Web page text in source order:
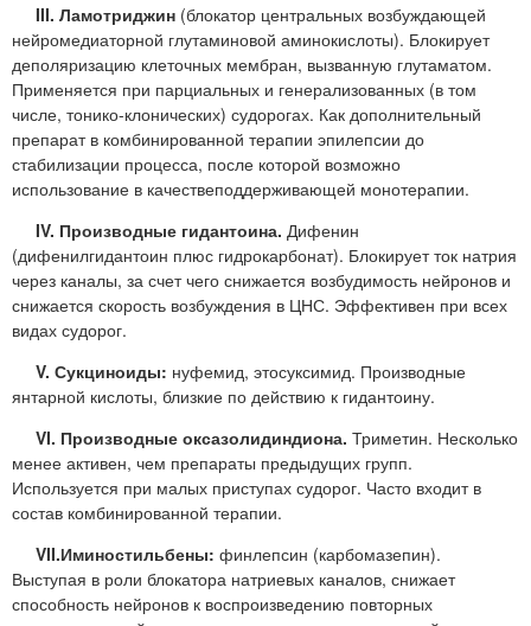
III. Ламотриджин (блокатор центральных возбуждающей
нейромедиаторной глутаминовой аминокислоты). Блокирует
деполяризацию клеточных мембран, вызванную глутаматом.
Применяется при парциальных и генерализованных (в том
числе, тонико-клонических) судорогах. Как дополнительный
препарат в комбинированной терапии эпилепсии до
стабилизации процесса, после которой возможно
использование в качествеподдерживающей монотерапии.
IV. Производные гидантоина. Дифенин
(дифенилгидантоин плюс гидрокарбонат). Блокирует ток натрия
через каналы, за счет чего снижается возбудимость нейронов и
снижается скорость возбуждения в ЦНС. Эффективен при всех
видах судорог.
V. Сукциноиды: нуфемид, этосуксимид. Производные
янтарной кислоты, близкие по действию к гидантоину.
VI. Производные оксазолидиндиона. Триметин. Несколько
менее активен, чем препараты предыдущих групп.
Используется при малых приступах судорог. Часто входит в
состав комбинированной терапии.
VII.Иминостильбены: финлепсин (карбомазепин).
Выступая в роли блокатора натриевых каналов, снижает
способность нейронов к воспроизведению повторных